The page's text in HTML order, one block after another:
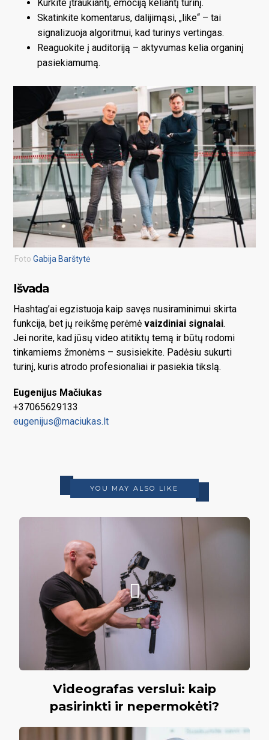
Kurkite įtraukiantį, emociją keliantį turinį.
Skatinkite komentarus, dalijimąsi, „like“ – tai
signalizuoja algoritmui, kad turinys vertingas.
Reaguokite į auditoriją – aktyvumas kelia organinį
pasiekiamumą.
Foto Gabija Barštytė
Išvada
Hashtag’ai egzistuoja kaip savęs nusiraminimui skirta
funkcija, bet jų reikšmę perėmėvaizdiniai signalai.
Jei norite, kad jūsų video atitiktų temą ir būtų rodomi
tinkamiems žmonėms – susisiekite. Padėsiu sukurti
turinį, kuris atrodo profesionaliai ir pasiekia tikslą.
Eugenijus Mačiukas
+37065629133
eugenijus@maciukas.lt
YOU MAY ALSO LIKE
Videografas verslui: kaip
pasirinkti ir nepermokėti?